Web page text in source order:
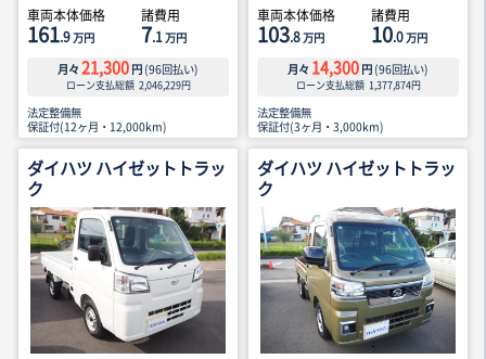
車両本体価格
161.9万円
諸費用
7.1万円
月々 21,300 円 (96回払い)
ローン支払総額 2,046,229円
法定整備無
保証付(12ヶ月・12,000km)
車両本体価格
103.8万円
諸費用
10.0万円
月々 14,300 円 (96回払い)
ローン支払総額 1,377,874円
法定整備無
保証付(3ヶ月・3,000km)
ダイハツ ハイゼットトラッ
ク
ダイハツ ハイゼットトラッ
ク